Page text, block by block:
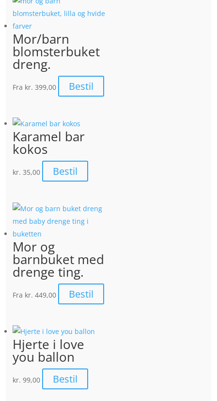
Mor/barn
blomsterbuket
dreng.
Fra kr. 399,00 Bestil
Karamel bar
kokos
kr. 35,00 Bestil
Mor og
barnbuket med
drenge ting.
Fra kr. 449,00 Bestil
Hjerte i love
you ballon
kr. 99,00 Bestil